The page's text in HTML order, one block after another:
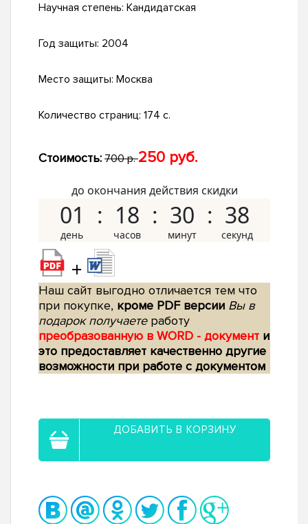
Научная степень: Кандидатская
Год защиты: 2004
Место защиты: Москва
Количество страниц: 174 с.
Стоимость: 700 р.250 руб.
до окончания действия скидки
01 18 30 37
+
Наш сайт выгодно отличается тем что
при покупке, кроме PDF версии Вы в
подарок получаетеработу
преобразованную в WORD - документ и
это предоставляет качественно другие
возможности при работе с документом
ДОБАВИТЬ В КОРЗИНУ